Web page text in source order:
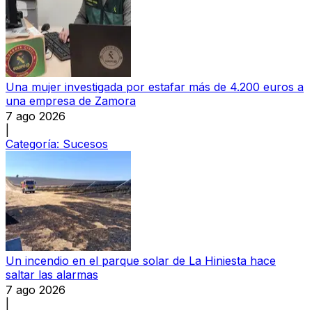
Una mujer investigada por estafar más de 4.200 euros a
una empresa de Zamora
7 ago 2026
Categoría: Sucesos
Un incendio en el parque solar de La Hiniesta hace
saltar las alarmas
7 ago 2026